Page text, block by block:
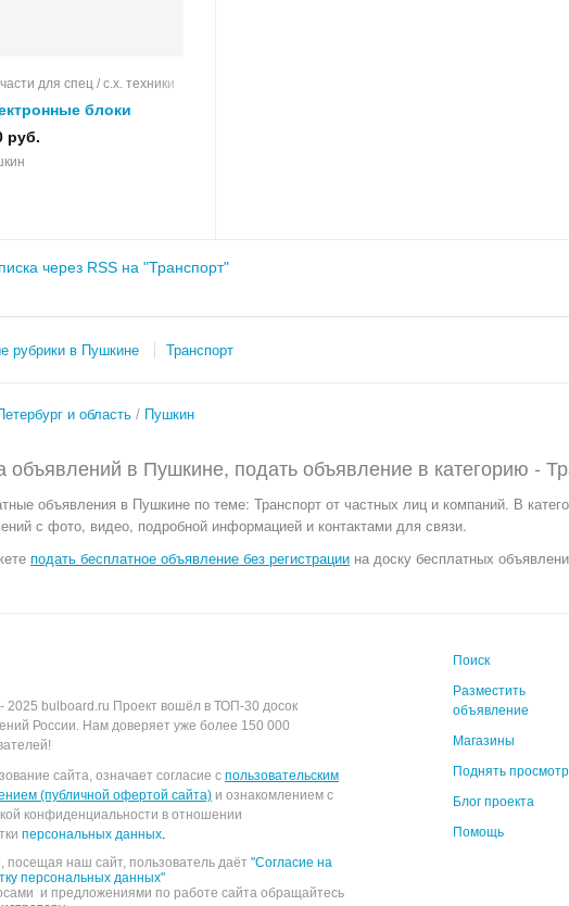
для спец / с.х. техники
блоки
ЭБУ, ECU, ЕКУ
экскаватора
руб.
через RSS на "Транспорт"
рубрики в Пушкине Транспорт
и область Пушкин
объявлений в Пушкине, подать объявление в категорию -
объявления в Пушкине по теме: Транспорт от частных лиц и компаний. В
с фото, видео, подробной информацией и контактами для связи.
подать бесплатное объявление без регистрации на доску бесплатных
2025 bulboard.ru Проект вошёл в ТОП-30 досок
России. Нам доверяет уже более 150 000
сайта, означает согласие с пользовательским
(публичной офертой сайта) и ознакомлением с
конфиденциальности в отношении
персональных данных.
посещая наш сайт, пользователь даёт "Согласие на
персональных данных"
и предложениями по работе сайта обращайтесь
Поиск
Разместить
объявление
Магазины
Поднять
Блог проекта
Помощь